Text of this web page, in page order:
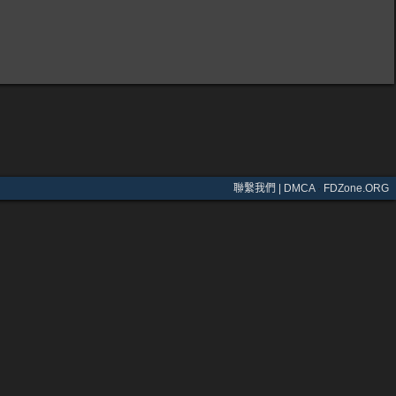
聯繫我們 | DMCA· FDZone.ORG